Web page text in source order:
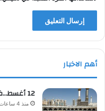
أهم الاخبار
12 أغسط…فتح باب التقديم لحج القرعة
منذ 4 ساعات